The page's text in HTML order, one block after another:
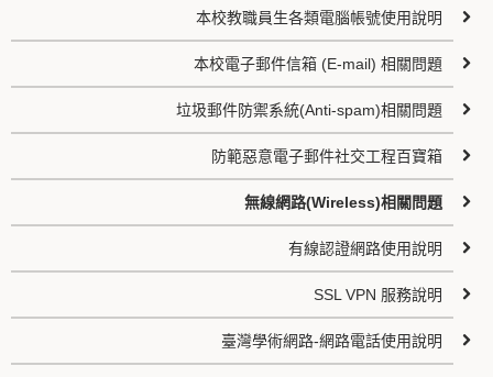
本校教職員生各類電腦帳號使用說明
本校電子郵件信箱 (E-mail) 相關問題
垃圾郵件防禦系統(Anti-spam)相關問題
防範惡意電子郵件社交工程百寶箱
無線網路(Wireless)相關問題
有線認證網路使用說明
SSL VPN 服務說明
臺灣學術網路-網路電話使用說明